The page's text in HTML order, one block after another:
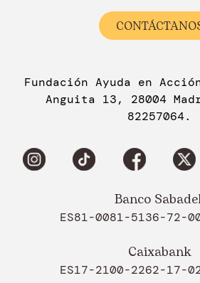
Fundación Ayuda en
Anguita 13, 28004
82257064.
Banco
ES81-0081-5136-72-
Caixabank
ES17-2100-2262-17-